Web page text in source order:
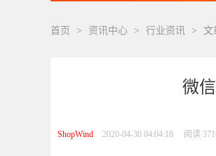
首页 > 资讯中心 > 行业资讯 > 文
微
ShopWind 2020-04-30 04:04:18 阅读